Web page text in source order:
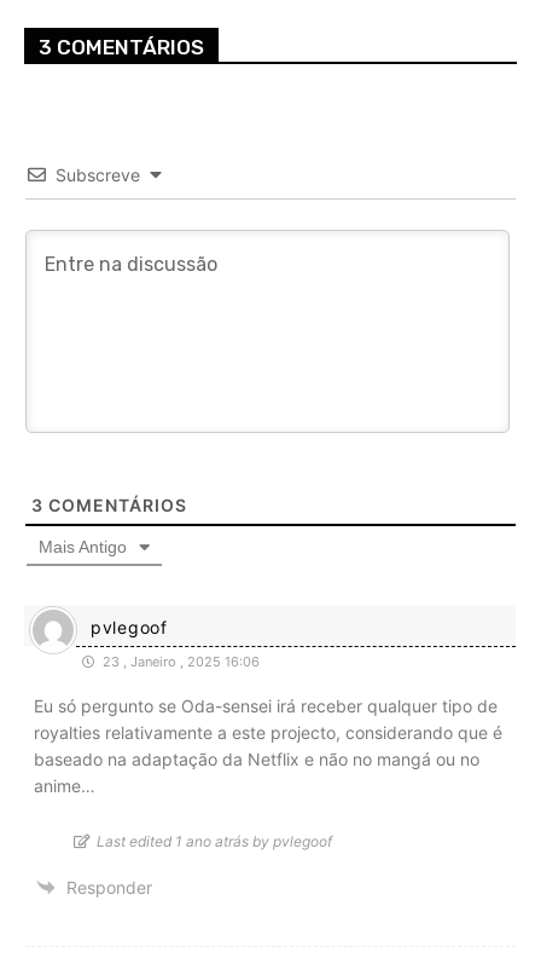
3 COMENTÁRIOS
Subscreve
3 COMENTÁRIOS
Mais Antigo
pvlegoof
23 , Janeiro , 2025 16:06
Eu só pergunto se Oda-sensei irá receber qualquer tipo de
royalties relativamente a este projecto, considerando que é
baseado na adaptação da Netflix e não no mangá ou no
anime…
Last edited 1 ano atrás by pvlegoof
Responder